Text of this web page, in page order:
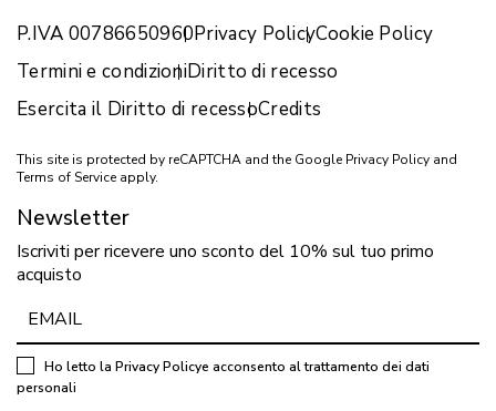
P.IVA 00786650960Privacy PolicyCookie Policy
Termini e condizioniDiritto di recesso
Esercita il Diritto di recessoCredits
This site is protected by reCAPTCHA and the Google Privacy Policy and
Terms of Service apply.
Newsletter
Iscriviti per ricevere uno sconto del 10% sul tuo primo
acquisto
Ho letto la Privacy Policye acconsento al trattamento dei dati
personali